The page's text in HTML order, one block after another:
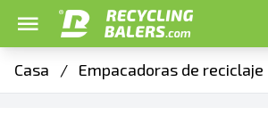
Casa / Empacadoras de reciclaje